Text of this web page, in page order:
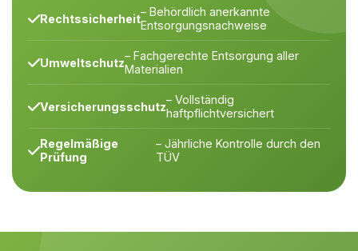
Rechtssicherheit– Behördlich anerkannte
Entsorgungsnachweise
Umweltschutz– Fachgerechte Entsorgung aller
Materialien
Versicherungsschutz– Vollständig
haftpflichtversichert
Regelmäßige
Prüfung
– Jährliche Kontrolle durch den
TÜV